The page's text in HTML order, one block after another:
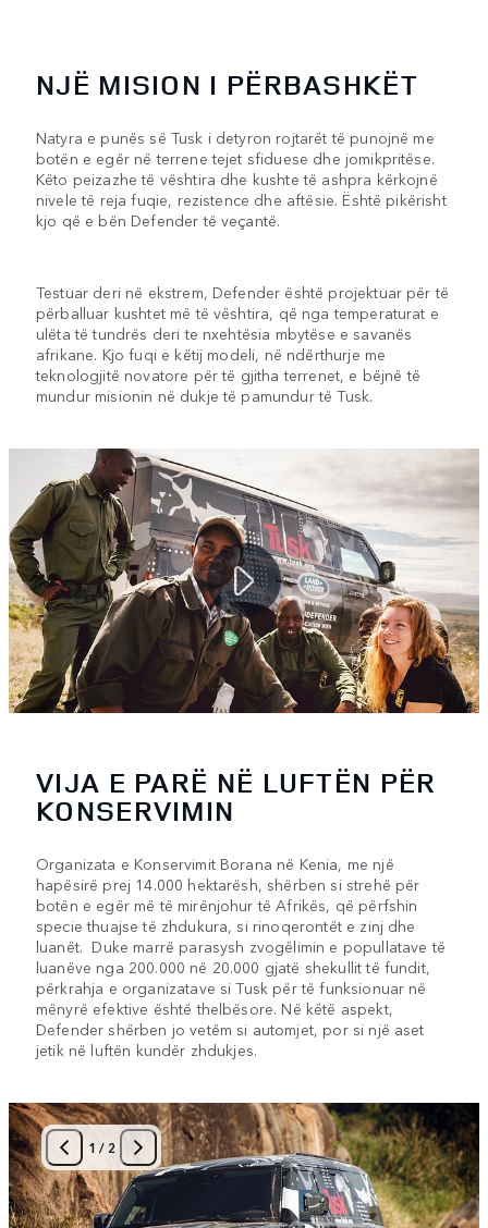
NJË MISION I PËRBASHKËT
Natyra e punës së Tusk i detyron rojtarët të punojnë me
botën e egër në terrene tejet sfiduese dhe jomikpritëse.
Këto peizazhe të vështira dhe kushte të ashpra kërkojnë
nivele të reja fuqie, rezistence dhe aftësie. Është pikërisht
kjo që e bën Defender të veçantë.
Testuar deri në ekstrem, Defender është projektuar për të
përballuar kushtet më të vështira, që nga temperaturat e
ulëta të tundrës deri te nxehtësia mbytëse e savanës
afrikane. Kjo fuqi e këtij modeli, në ndërthurje me
teknologjitë novatore për të gjitha terrenet, e bëjnë të
mundur misionin në dukje të pamundur të Tusk.
VIJA E PARË NË LUFTËN PËR
KONSERVIMIN
Organizata e Konservimit Borana në Kenia, me një
hapësirë prej 14.000 hektarësh, shërben si strehë për
botën e egër më të mirënjohur të Afrikës, që përfshin
specie thuajse të zhdukura, si rinoqerontët e zinj dhe
luanët. Duke marrë parasysh zvogëlimin e popullatave të
luanëve nga 200.000 në 20.000 gjatë shekullit të fundit,
përkrahja e organizatave si Tusk për të funksionuar në
mënyrë efektive është thelbësore. Në këtë aspekt,
Defender shërben jo vetëm si automjet, por si një aset
jetik në luftën kundër zhdukjes.
1 / 2